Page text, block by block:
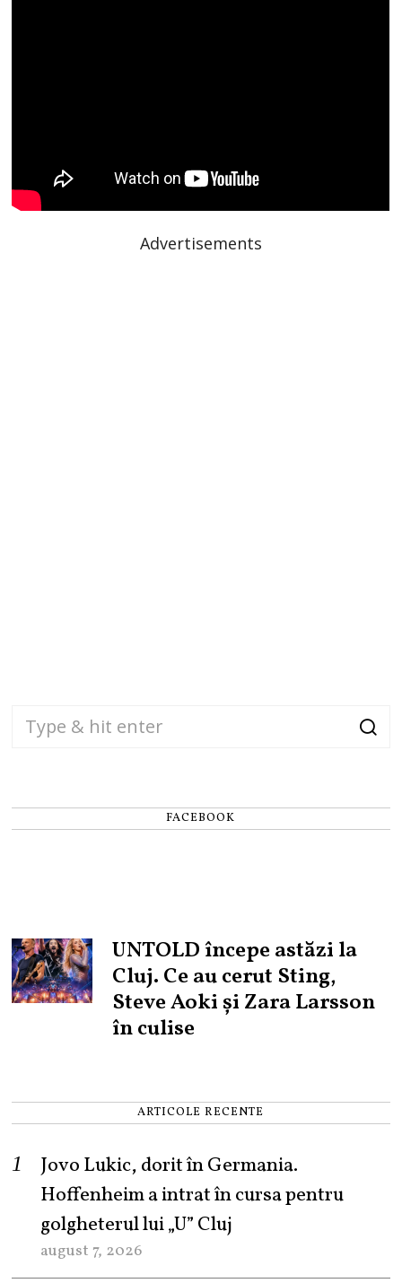
Advertisements
FACEBOOK
UNTOLD începe astăzi la
Cluj. Ce au cerut Sting,
Steve Aoki și Zara Larsson
în culise
ARTICOLE RECENTE
Jovo Lukic, dorit în Germania.
Hoffenheim a intrat în cursa pentru
golgheterul lui „U” Cluj
august 7, 2026